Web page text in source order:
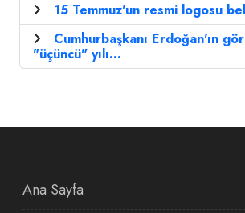
15 Temmuz'un resmi logosu
Cumhurbaşkanı Erdoğan'ın
"üçüncü" yılı...
Ana Sayfa